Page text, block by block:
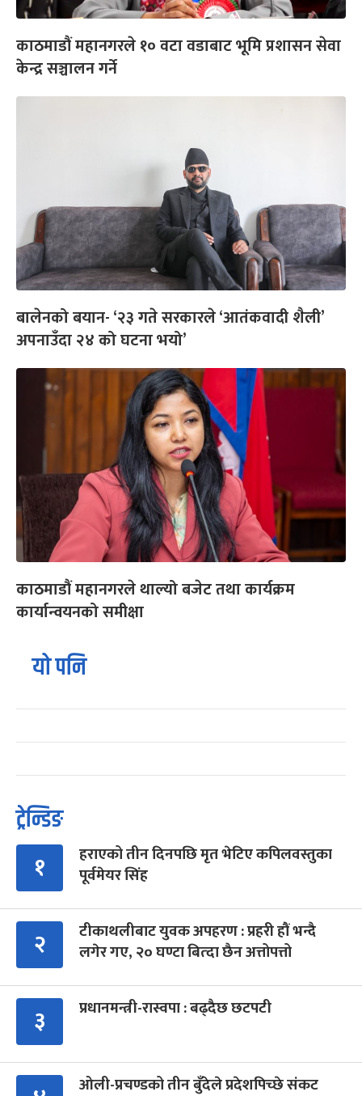
काठमाडौं महानगरले १० वटा वडाबाट भूमि प्रशासन सेवा
केन्द्र सञ्चालन गर्ने
बालेनको बयान- ‘२३ गते सरकारले ‘आतंकवादी शैली’
अपनाउँदा २४ को घटना भयो’
काठमाडौं महानगरले थाल्यो बजेट तथा कार्यक्रम
कार्यान्वयनको समीक्षा
यो पनि
ट्रेन्डिङ
१
हराएको तीन दिनपछि मृत भेटिए कपिलवस्तुका
पूर्वमेयर सिंह
२
टीकाथलीबाट युवक अपहरण : प्रहरी हौं भन्दै
लगेर गए, २० घण्टा बित्दा छैन अत्तोपत्तो
३ प्रधानमन्त्री-रास्वपा : बढ्दैछ छटपटी
ओली-प्रचण्डको तीन बुँदेले प्रदेशपिच्छे संकट